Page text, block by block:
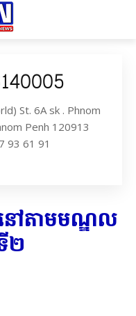
St. 6A sk . Phnom
Penh 120913
93 61 91
នៅតាម​មណ្ឌល
២